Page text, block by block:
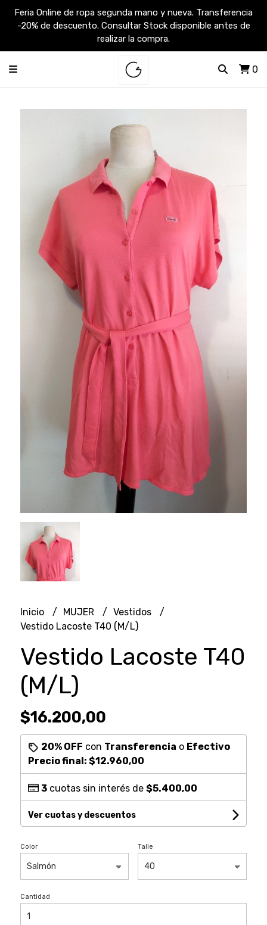
Feria Online de ropa segunda mano y nueva. Transferencia
-20% de descuento. Consultar Stock disponible antes de
realizar la compra.
0
Inicio MUJER
Vestidos
Vestido Lacoste T40 (M/L)
Vestido Lacoste T40
(M/L)
$16.200,00
20% OFF con Transferencia o Efectivo
Precio final: $12.960,00
3cuotas sin interés de $5.400,00
Ver cuotas y descuentos
Color Talle
Cantidad